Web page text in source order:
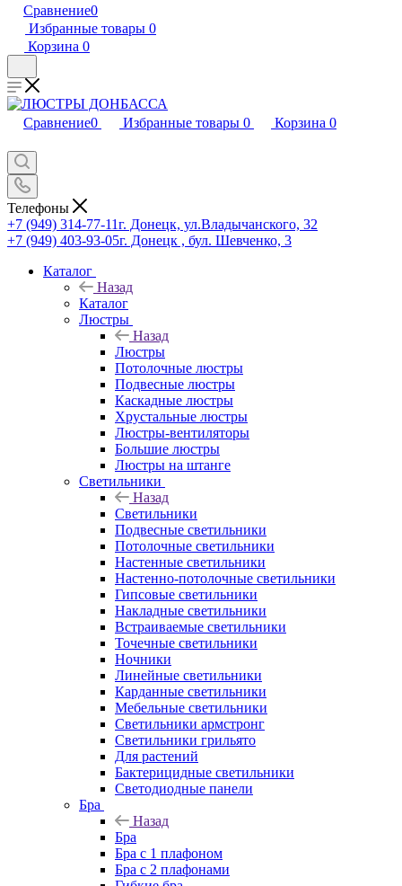
Сравнение0
Избранные товары 0
Корзина 0
Сравнение0 Избранные товары 0 Корзина 0
Телефоны
+7 (949) 314-77-11г. Донецк, ул.Владычанского, 32
+7 (949) 403-93-05г. Донецк , бул. Шевченко, 3
Каталог
Назад
Каталог
Люстры
Назад
Люстры
Потолочные люстры
Подвесные люстры
Каскадные люстры
Хрустальные люстры
Люстры-вентиляторы
Большие люстры
Люстры на штанге
Светильники
Назад
Светильники
Подвесные светильники
Потолочные светильники
Настенные светильники
Настенно-потолочные светильники
Гипсовые светильники
Накладные светильники
Встраиваемые светильники
Точечные светильники
Ночники
Линейные светильники
Карданные светильники
Мебельные светильники
Светильники армстронг
Светильники грильято
Для растений
Бактерицидные светильники
Светодиодные панели
Бра
Назад
Бра
Бра с 1 плафоном
Бра с 2 плафонами